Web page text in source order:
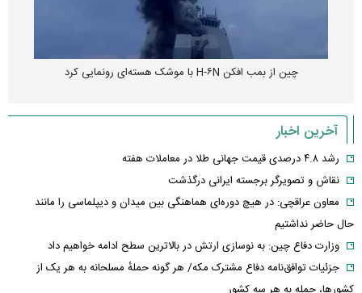
چین از بمب افکن H-۶N با موشک هسته‌ای رونمایی کرد
آخرین اخبار
رشد ۴.۸ درصدی قیمت جهانی طلا در معاملات هفته
نقاش و تصویرگر برجسته ایرانی درگذشت
معاون عراقچی: در هیچ دوره‌ای هماهنگی بین میدان و دیپلماسی را مانند
حال حاضر نداشتیم
وزارت دفاع چین: به نوسازی ارتش در بالاترین سطح ادامه خواهیم داد
جزئیات توافق‌نامه دفاع مشترک مکه/ هر گونه حملهٔ مسلحانه به هر یک از